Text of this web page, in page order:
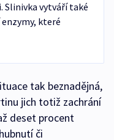
Slinivka vytváří také
které
tak beznadějná,
jich totiž zachrání
deset procent
či